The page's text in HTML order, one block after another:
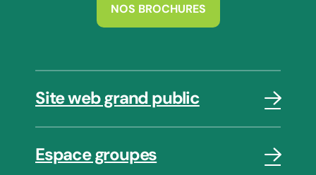
NOS BROCHURES
Site web grand public
Espace groupes